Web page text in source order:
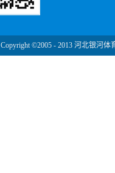
Copyright ©2005 - 2013 河北银河体